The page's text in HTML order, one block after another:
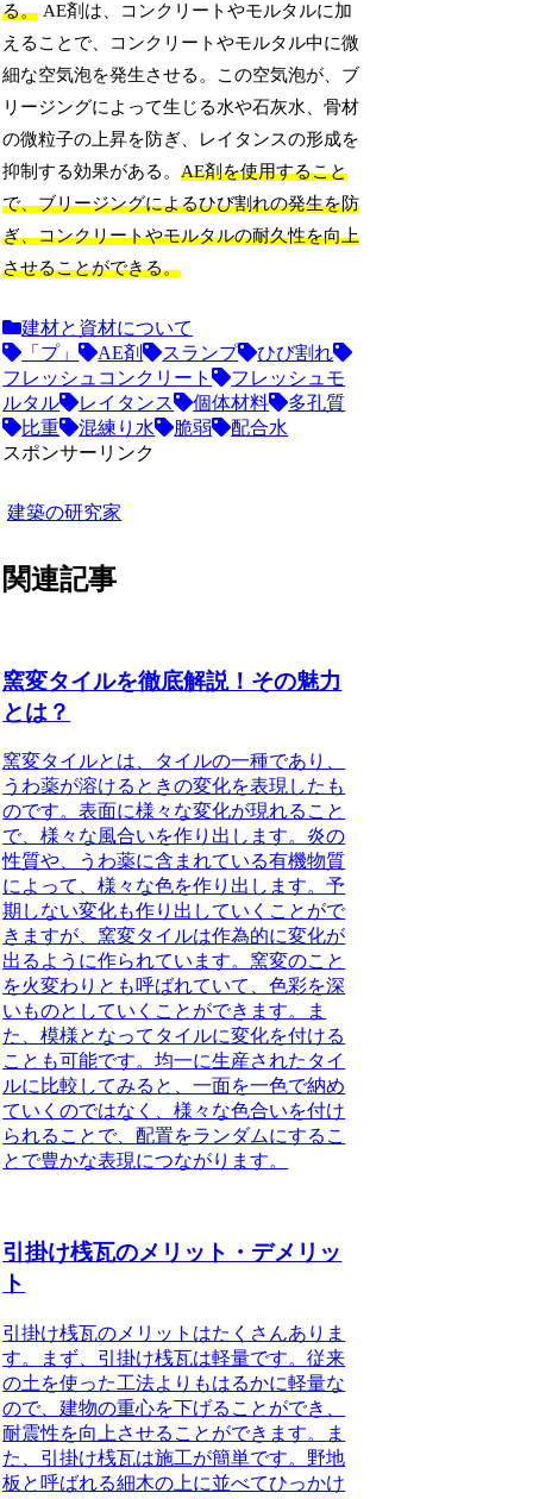
る。 AE剤は、コンクリートやモルタルに加
えることで、コンクリートやモルタル中に微
細な空気泡を発生させる。この空気泡が、ブ
リージングによって生じる水や石灰水、骨材
の微粒子の上昇を防ぎ、レイタンスの形成を
抑制する効果がある。AE剤を使用すること
で、ブリージングによるひび割れの発生を防
ぎ、コンクリートやモルタルの耐久性を向上
させることができる。
建材と資材について
「プ」
AE剤 スランプ
ひび割れ
フレッシュコンクリート
フレッシュモ
ルタル
レイタンス 個体材料
多孔質
比重
混練り水 脆弱
配合水
スポンサーリンク
建築の研究家
関連記事
窯変タイルを徹底解説！その魅力
とは？
窯変タイルとは 、タイルの一種であり、
うわ薬が溶けるときの変化を表現したも
のです。表面に様々な変化が現れること
で、様々な風合いを作り出します。炎の
性質や、うわ薬に含まれている有機物質
によって、様々な色を作り出します。予
期しない変化も作り出していくことがで
きますが、窯変タイルは作為的に変化が
出るように作られています。窯変のこと
を火変わりとも呼ばれていて、色彩を深
いものとしていくことができます。ま
た、模様となってタイルに変化を付ける
ことも可能です。均一に生産されたタイ
ルに比較してみると、一面を一色で納め
ていくのではなく、様々な色合いを付け
られることで、配置をランダムにするこ
とで豊かな表現につながります。
引掛け桟瓦のメリット・デメリッ
ト
引掛け桟瓦のメリット はたくさんありま
す。まず、引掛け桟瓦は軽量です。従来
の土を使った工法よりもはるかに軽量な
ので、建物の重心を下げることができ、
耐震性を向上させることができます。
ま
た、引掛け桟瓦は施工が簡単です。 野地
板と呼ばれる細木の上に並べてひっかけ